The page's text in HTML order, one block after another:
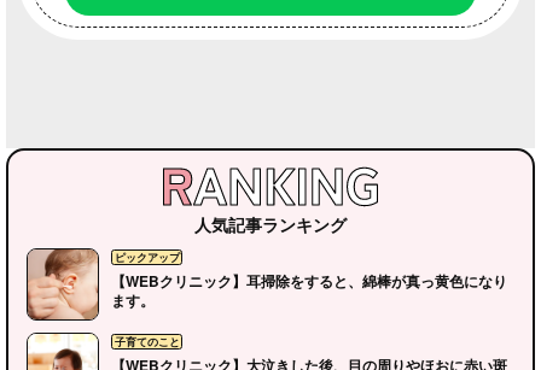
人気記事ランキング
【WEBクリニック】耳掃除をすると、綿棒が真っ黄色になり
ます。
【WEBクリニック】大泣きした後、目の周りやほおに赤い斑